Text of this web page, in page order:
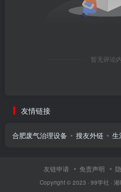
暂无评论
友情链接
合肥废气治理设备 搜友外链 生
友链申请 免责声明
Copyright © 2023 · 99学社 · 湘